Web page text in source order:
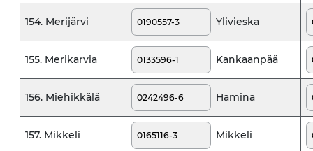
154. Merijärvi Ylivieska
155. Merikarvia Kankaanpää
156. Miehikkälä Hamina
157. Mikkeli Mikkeli